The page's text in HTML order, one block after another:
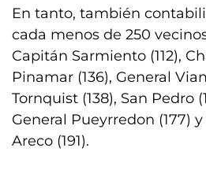
En tanto, también
cada menos de 250
Capitán Sarmiento (112),
Pinamar (136), General
Tornquist (138), San Pedro
General Pueyrredon (177)
Areco (191).